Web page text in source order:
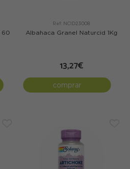
60
Ref: NCID23008
Albahaca Granel Naturcid 1Kg
13,27€
comprar